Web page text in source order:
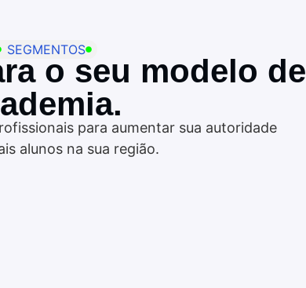
SEGMENTOS
o seu modelo de
para aumentar sua autoridade
alunos na sua região.